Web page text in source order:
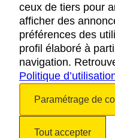
RÈGLES
ceux de tiers pour
afficher des
préférences des
profil élaboré à
navigation.
Politique
Paramétrage de
Tout accepter